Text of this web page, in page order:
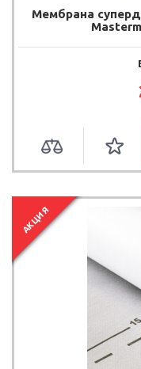
Мембрана
АКЦИЯ